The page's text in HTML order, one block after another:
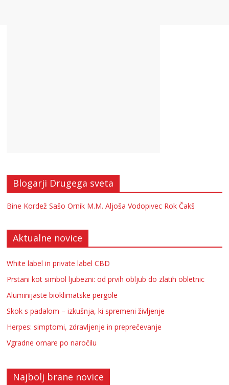
Blogarji Drugega sveta
Bine Kordež Sašo Ornik M.M. Aljoša Vodopivec Rok Čakš
Aktualne novice
White label in private label CBD
Prstani kot simbol ljubezni: od prvih obljub do zlatih obletnic
Aluminijaste bioklimatske pergole
Skok s padalom – izkušnja, ki spremeni življenje
Herpes: simptomi, zdravljenje in preprečevanje
Vgradne omare po naročilu
Najbolj brane novice